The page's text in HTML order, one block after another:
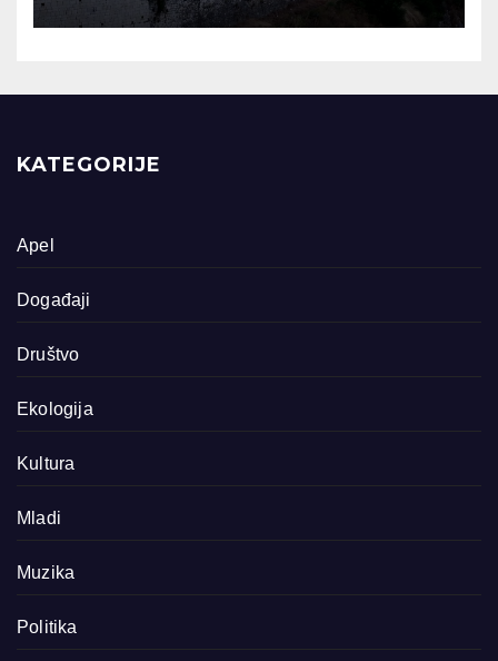
KATEGORIJE
Apel
Događaji
Društvo
Ekologija
Kultura
Mladi
Muzika
Politika